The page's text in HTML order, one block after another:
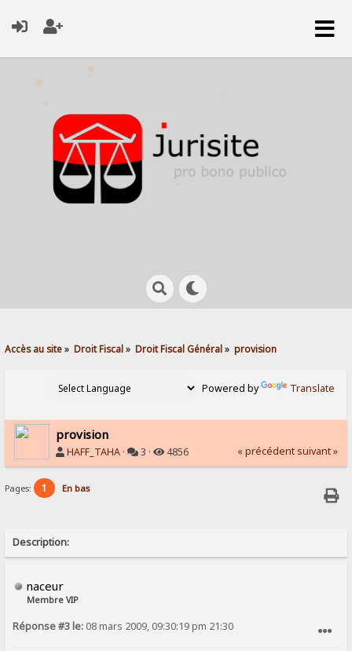
Accès au site» Droit Fiscal» Droit Fiscal Général» provision
Powered by Translate
provision
HAFF_TAHA · 3 · 4856 « précédent suivant »
Pages: 1 En bas
Description:
naceur
Membre VIP
Réponse #3 le: 08 mars 2009, 09:30:19 pm 21:30